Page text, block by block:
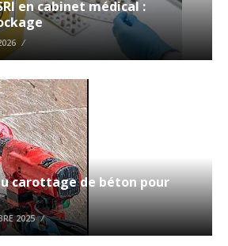
en cabinet médical :
carottage de béton pour
2025